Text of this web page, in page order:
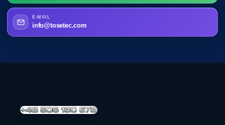
E-MAIL
info@tosetec.com